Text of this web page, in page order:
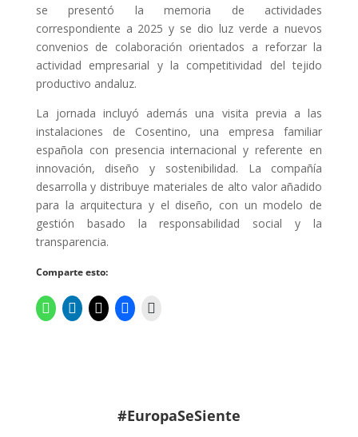
se presentó la memoria de actividades
correspondiente a 2025 y se dio luz verde a nuevos
convenios de colaboración orientados a reforzar la
actividad empresarial y la competitividad del tejido
productivo andaluz.
La jornada incluyó además una visita previa a las
instalaciones de Cosentino, una empresa familiar
española con presencia internacional y referente en
innovación, diseño y sostenibilidad. La compañía
desarrolla y distribuye materiales de alto valor añadido
para la arquitectura y el diseño, con un modelo de
gestión basado la responsabilidad social y la
transparencia.
Comparte esto:
#EuropaSeSiente